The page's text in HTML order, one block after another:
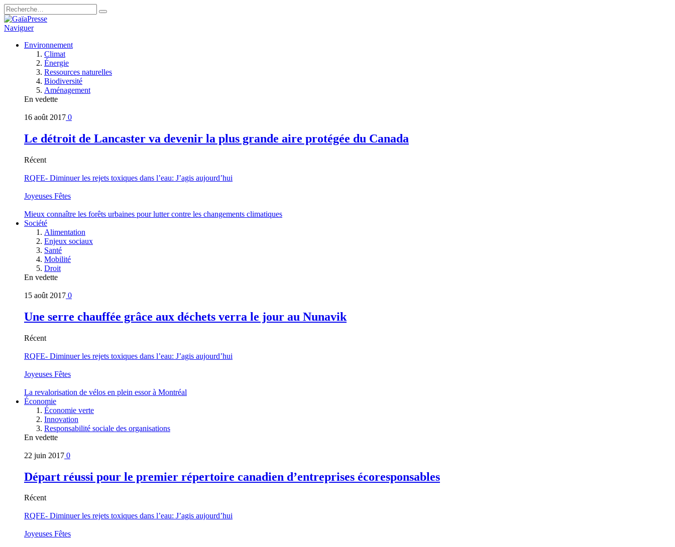
Naviguer
Environnement
Climat
Énergie
Ressources naturelles
Biodiversité
Aménagement
En vedette
16 août 2017 0
Le détroit de Lancaster va devenir la plus grande aire protégée du Canada
Récent
RQFE- Diminuer les rejets toxiques dans l’eau: J’agis aujourd’hui
Joyeuses Fêtes
Mieux connaître les forêts urbaines pour lutter contre les changements climatiques
Société
Alimentation
Enjeux sociaux
Santé
Mobilité
Droit
En vedette
15 août 2017 0
Une serre chauffée grâce aux déchets verra le jour au Nunavik
Récent
RQFE- Diminuer les rejets toxiques dans l’eau: J’agis aujourd’hui
Joyeuses Fêtes
La revalorisation de vélos en plein essor à Montréal
Économie
Économie verte
Innovation
Responsabilité sociale des organisations
En vedette
22 juin 2017 0
Départ réussi pour le premier répertoire canadien d’entreprises écoresponsables
Récent
RQFE- Diminuer les rejets toxiques dans l’eau: J’agis aujourd’hui
Joyeuses Fêtes